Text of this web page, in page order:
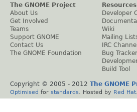
The GNOME Project
About Us
Get Involved
Teams
Support GNOME
Contact Us
The GNOME Foundation
Resources
Developer
Wiki
Mailing
IRC
Bug Tracker
Build Tool
Copyright © 2005 - 2012 The GNOME
Optimised for standards . Hosted by Red Hat